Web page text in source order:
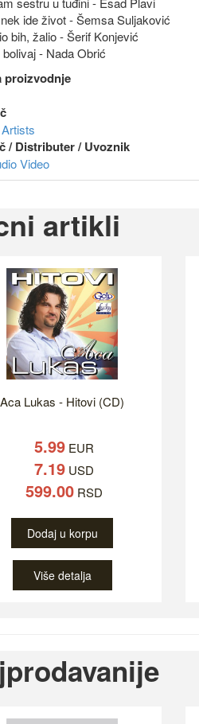
ide život - Šemsa Suljaković
bih, žalio - Šerif Konjević
- Nada Obrić
proizvodnje
/ Distributer / Uvoznik
Video
artikli
Aca Lukas - Hitovi (CD)
5.99 EUR
7.19 USD
599.00 RSD
Dodaj u korpu
Više detalja